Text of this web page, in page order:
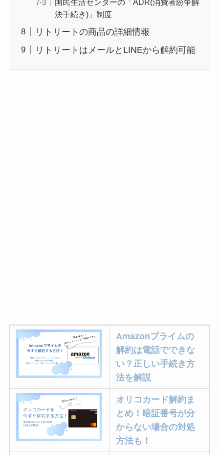
解約できない？バロ
する方法を完全攻略
国民生活センターの「ADR(消費者紛争解
決手続き)」制度
リトリートの商品の詳細情報
リトリートはメールとLINEから解約可能
Amazonプライムの
解約は電話でできな
い？正しい手続き方
法を解説
オリコカード解約ま
とめ！暗証番号が分
からない場合の対処
方法も！